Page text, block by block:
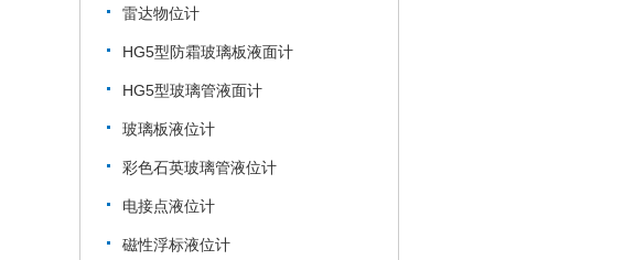
雷达物位计
HG5型防霜玻璃板液面计
HG5型玻璃管液面计
玻璃板液位计
彩色石英玻璃管液位计
电接点液位计
磁性浮标液位计